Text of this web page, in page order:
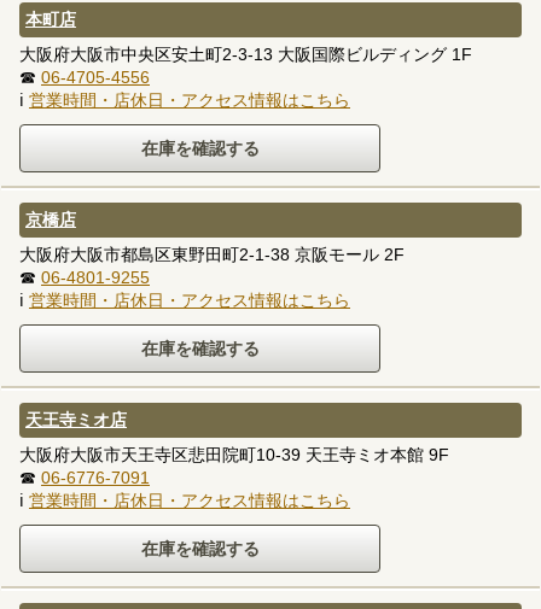
本町店
大阪府大阪市中央区安土町2-3-13 大阪国際ビルディング 1F
☎ 06-4705-4556
ℹ 営業時間・店休日・アクセス情報はこちら
京橋店
大阪府大阪市都島区東野田町2-1-38 京阪モール 2F
☎ 06-4801-9255
ℹ 営業時間・店休日・アクセス情報はこちら
天王寺ミオ店
大阪府大阪市天王寺区悲田院町10-39 天王寺ミオ本館 9F
☎ 06-6776-7091
ℹ 営業時間・店休日・アクセス情報はこちら